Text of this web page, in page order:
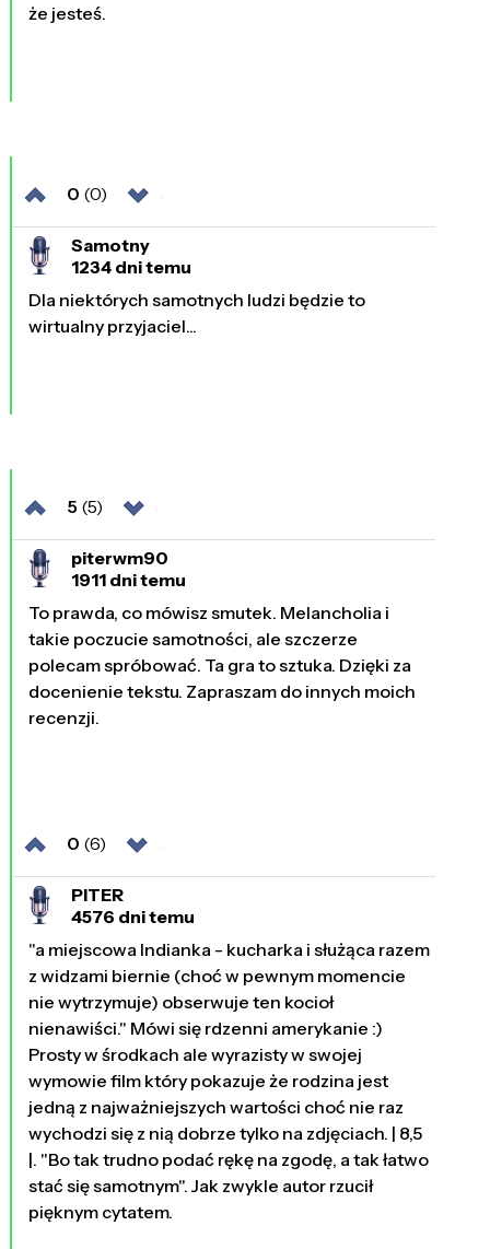
że jesteś.
0 (0)
Samotny
1234 dni temu
Dla niektórych samotnych ludzi będzie to
wirtualny przyjaciel...
5 (5)
piterwm90
1911 dni temu
To prawda, co mówisz smutek. Melancholia i
takie poczucie samotności, ale szczerze
polecam spróbować. Ta gra to sztuka. Dzięki za
docenienie tekstu. Zapraszam do innych moich
recenzji.
0 (6)
PITER
4576 dni temu
"a miejscowa Indianka - kucharka i służąca razem
z widzami biernie (choć w pewnym momencie
nie wytrzymuje) obserwuje ten kocioł
nienawiści." Mówi się rdzenni amerykanie :)
Prosty w środkach ale wyrazisty w swojej
wymowie film który pokazuje że rodzina jest
jedną z najważniejszych wartości choć nie raz
wychodzi się z nią dobrze tylko na zdjęciach. | 8,5
|. "Bo tak trudno podać rękę na zgodę, a tak łatwo
stać się samotnym". Jak zwykle autor rzucił
pięknym cytatem.